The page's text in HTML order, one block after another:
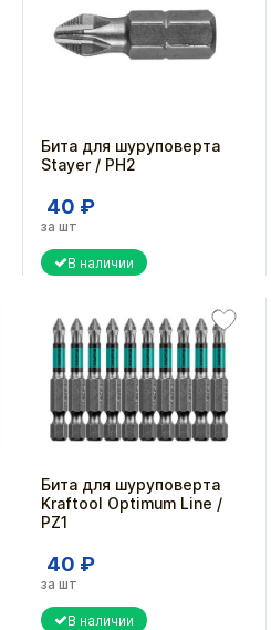
Бита для шуруповерта
Stayer / PH2
40 ₽
за шт
В наличии
Бита для шуруповерта
Kraftool Optimum Line /
PZ1
40 ₽
за шт
В наличии